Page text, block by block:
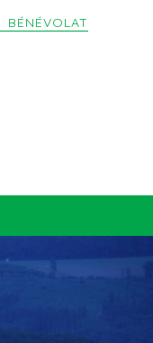
BÉNÉVOLAT